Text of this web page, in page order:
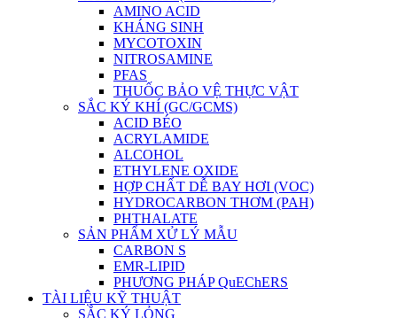
AMINO ACID
KHÁNG SINH
MYCOTOXIN
NITROSAMINE
PFAS
THUỐC BẢO VỆ THỰC VẬT
SẮC KÝ KHÍ (GC/GCMS)
ACID BÉO
ACRYLAMIDE
ALCOHOL
ETHYLENE OXIDE
HỢP CHẤT DỄ BAY HƠI (VOC)
HYDROCARBON THƠM (PAH)
PHTHALATE
SẢN PHẨM XỬ LÝ MẪU
CARBON S
EMR-LIPID
PHƯƠNG PHÁP QuEChERS
TÀI LIỆU KỸ THUẬT
SẮC KÝ LỎNG